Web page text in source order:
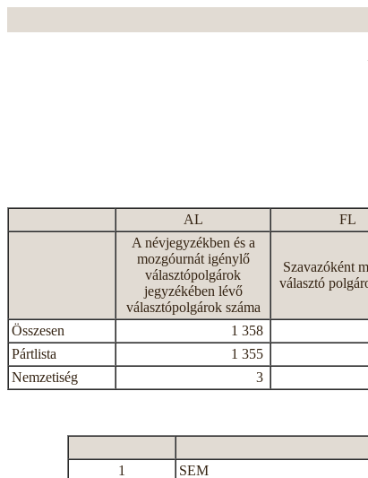
AL FL
A névjegyzékben és a
mozgóurnát igénylő
választópolgárok
jegyzékében lévő
választópolgárok száma
Szavazóként
választó
Összesen 1 358
Pártlista
1 355
Nemzetiség
3
1
SEM